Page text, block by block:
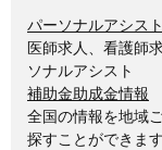
パーソナルアシスト
医師求人、看護師
ソナルアシスト
補助金助成金情報
全国の情報を地域
探すことができます